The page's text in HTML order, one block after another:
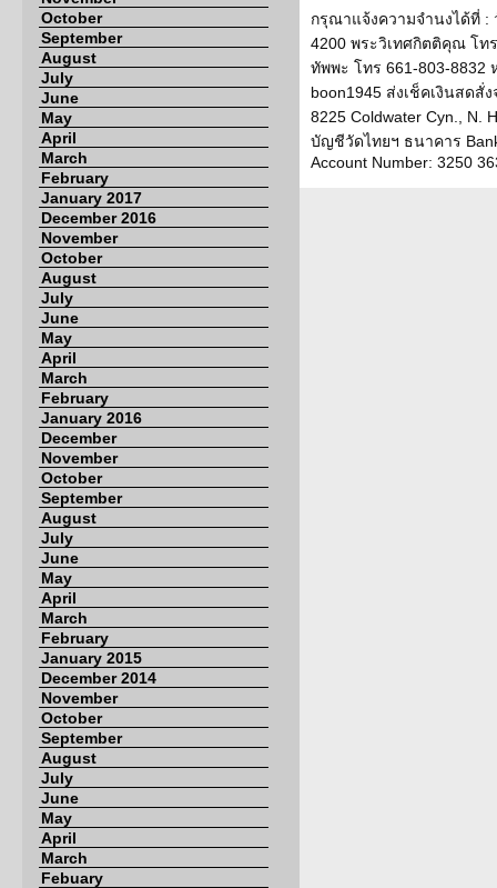
October
September
August
July
June
May
April
March
February
January 2017
December 2016
November
October
August
July
June
May
April
March
February
January 2016
December
November
October
September
August
July
June
May
April
March
February
January 2015
December 2014
November
October
September
August
July
June
May
April
March
Febuary
กรุณาแจ้งความจำนงได้ที่ :
4200 พระวิเทศกิตติคุณ โท
ทัพพะ โทร 661-803-8832
boon1945 ส่งเช็คเงินสดสั่
8225 Coldwater Cyn., N.
บัญชีวัดไทยฯ ธนาคาร
Account Number: 3250